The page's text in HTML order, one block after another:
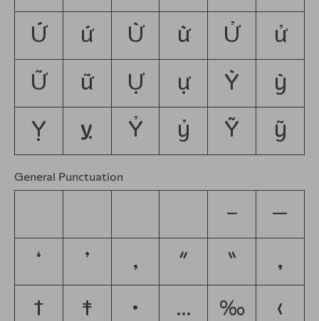
Ứ ứ Ừ ừ Ử ử
Ữ ữ Ự ự Ỳ ỳ
Ỵ ỵ Ỷ ỷ Ỹ ỹ
General Punctuation
– —
‘ ’ ‚ “ ” „
† ‡ • … ‰ ‹